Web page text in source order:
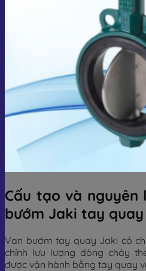
Cấu tạo và
bướm Jaki tay quay
Van bướm tay quay Jaki có
chỉnh lưu lượng dòng chảy
được vận hành bằng tay quay